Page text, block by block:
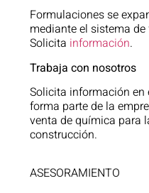
Formulaciones se
mediante el sistema
Solicita información.
Trabaja con nosotros
Solicita información
forma parte de la
venta de química para
construcción.
ASESORAMIENTO